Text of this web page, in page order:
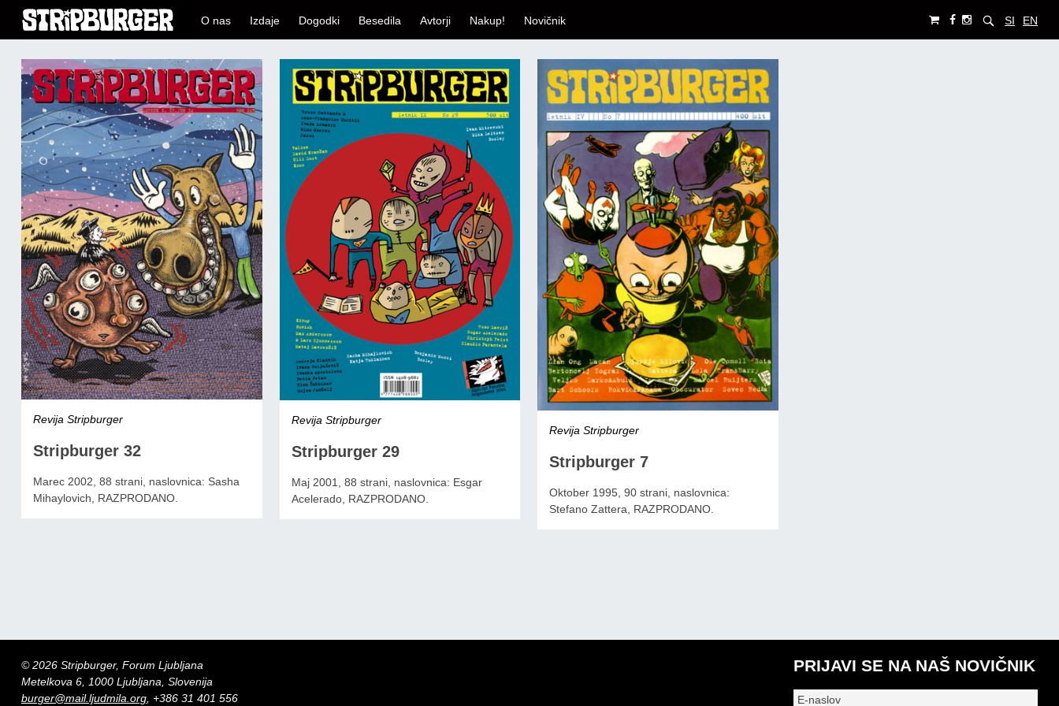
O nas Izdaje Dogodki Besedila Avtorji Nakup! Novičnik SI EN
Revija Stripburger
Stripburger 32
Marec 2002, 88 strani, naslovnica: Sasha
Mihaylovich, RAZPRODANO.
Revija Stripburger
Stripburger 29
Maj 2001, 88 strani, naslovnica: Esgar
Acelerado, RAZPRODANO.
Revija Stripburger
Stripburger 7
Oktober 1995, 90 strani, naslovnica:
Stefano Zattera, RAZPRODANO.
PRIJAVI SE NA NAŠ NOVIČNIK
© 2026 Stripburger, Forum Ljubljana
Metelkova 6, 1000 Ljubljana, Slovenija
burger@mail.ljudmila.org, +386 31 401 556